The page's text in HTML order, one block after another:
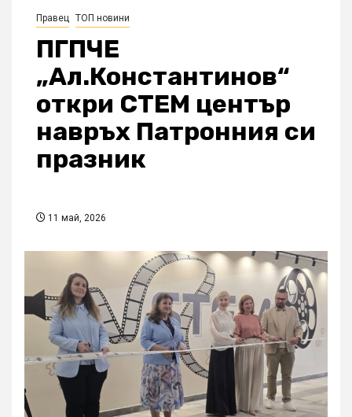
Правец ТОП новини
ПГПЧЕ
„Ал.Константинов“
откри СТЕМ център
навръх Патронния си
празник
11 май, 2026